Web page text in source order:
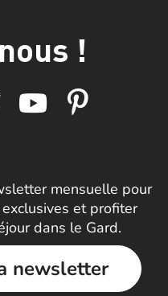
!
mensuelle pour
et profiter
dans le Gard.
newsletter